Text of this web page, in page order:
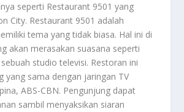
seperti Restaurant 9501 yang
City. Restaurant 9501 adalah
tema yang tidak biasa. Hal ini di
akan merasakan suasana seperti
studio televisi. Restoran ini
yang sama dengan jaringan TV
ABS-CBN. Pengunjung dapat
sambil menyaksikan siaran